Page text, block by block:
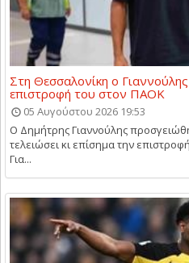
Στη Θεσσαλονίκη ο
επιστροφή του στον ΠΑΟΚ
05 Αυγούστου 2026 19:53
Ο Δημήτρης Γιαννούλης
τελειώσει κι επίσημα την
Για...